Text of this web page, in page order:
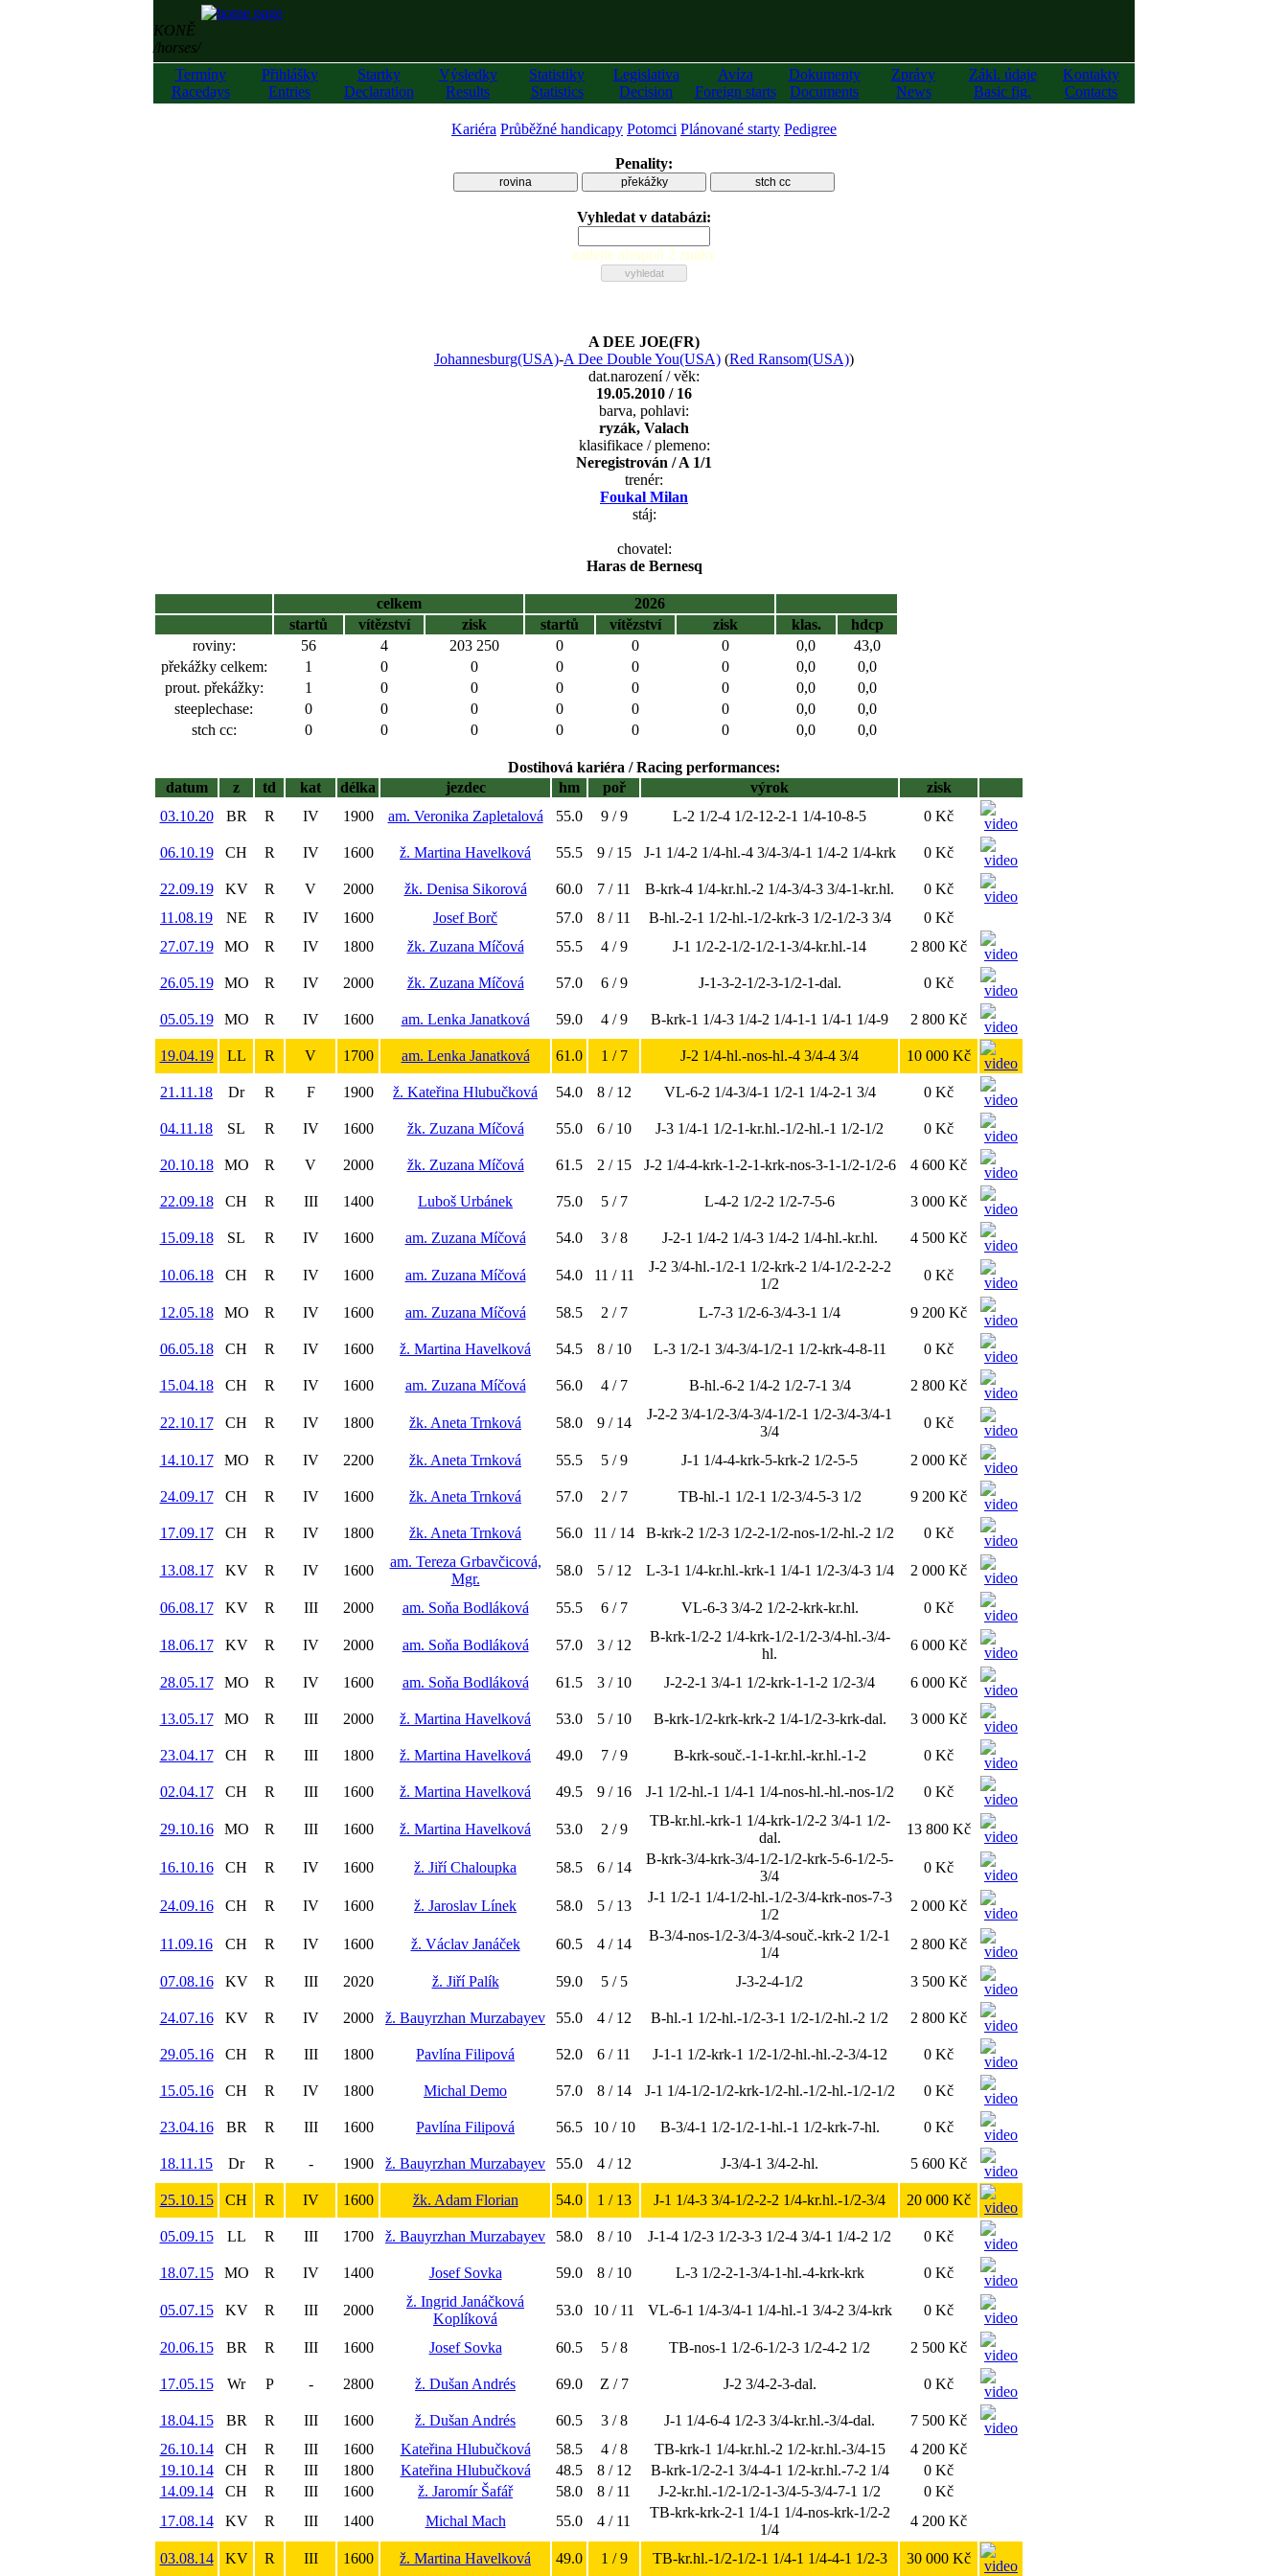
KONĚ
/horses/
Termíny
Racedays
Přihlášky
Entries
Startky
Declaration
Výsledky
Results
Statistiky
Statistics
Legislativa
Decision
Avíza
Foreign starts
Dokumenty
Documents
Zprávy
News
Zákl. údaje
Basic fig.
Kontakty
Contacts
Kariéra Průběžné handicapy Potomci Plánované starty Pedigree
Penality:
rovina překážky stch cc
Vyhledat v databázi:
zadejte alespoň 2 znaky
A DEE JOE(FR)
Johannesburg(USA)-A Dee Double You(USA) (Red Ransom(USA))
dat.narození / věk:
19.05.2010 / 16
barva, pohlavi:
ryzák, Valach
klasifikace / plemeno:
Neregistrován / A 1/1
trenér:
Foukal Milan
stáj:
chovatel:
Haras de Bernesq
celkem
2026
startů
vítězství zisk startů vítězství zisk klas.
hdcp
roviny:
56 4 203 250 0 0 0 0,0
43,0
překážky celkem:
1 0 0 0 0 0 0,0
0,0
prout. překážky:
1 0 0 0 0 0 0,0
0,0
steeplechase:
0 0 0 0 0 0 0,0
0,0
stch cc:
0 0 0 0 0 0 0,0 0,0
Dostihová kariéra / Racing performances:
datum
z td kat délka jezdec hm poř výrok
zisk
03.10.20
BR R IV 1900 am. Veronika Zapletalová 55.0 9 / 9 L-2 1/2-4 1/2-12-2-1 1/4-10-8-5 0 Kč
06.10.19 CH R IV 1600 ž. Martina Havelková 55.5 9 / 15 J-1 1/4-2 1/4-hl.-4 3/4-3/4-1 1/4-2 1/4-krk 0 Kč
22.09.19 KV R V 2000 žk. Denisa Sikorová 60.0 7 / 11 B-krk-4 1/4-kr.hl.-2 1/4-3/4-3 3/4-1-kr.hl.
0 Kč
11.08.19
NE R IV 1600 Josef Borč 57.0 8 / 11 B-hl.-2-1 1/2-hl.-1/2-krk-3 1/2-1/2-3 3/4
0 Kč
27.07.19
MO R IV 1800 žk. Zuzana Míčová 55.5 4 / 9 J-1 1/2-2-1/2-1/2-1-3/4-kr.hl.-14 2 800 Kč
26.05.19 MO R IV 2000 žk. Zuzana Míčová 57.0 6 / 9 J-1-3-2-1/2-3-1/2-1-dal. 0 Kč
05.05.19 MO R IV 1600 am. Lenka Janatková 59.0 4 / 9 B-krk-1 1/4-3 1/4-2 1/4-1-1 1/4-1 1/4-9 2 800 Kč
19.04.19 LL R V 1700 am. Lenka Janatková 61.0 1 / 7 J-2 1/4-hl.-nos-hl.-4 3/4-4 3/4 10 000 Kč
21.11.18 Dr R F 1900 ž. Kateřina Hlubučková 54.0 8 / 12 VL-6-2 1/4-3/4-1 1/2-1 1/4-2-1 3/4 0 Kč
04.11.18 SL R IV 1600 žk. Zuzana Míčová 55.0 6 / 10 J-3 1/4-1 1/2-1-kr.hl.-1/2-hl.-1 1/2-1/2 0 Kč
20.10.18 MO R V 2000 žk. Zuzana Míčová 61.5 2 / 15 J-2 1/4-4-krk-1-2-1-krk-nos-3-1-1/2-1/2-6 4 600 Kč
22.09.18 CH R III 1400 Luboš Urbánek 75.0 5 / 7 L-4-2 1/2-2 1/2-7-5-6 3 000 Kč
15.09.18 SL R IV 1600 am. Zuzana Míčová 54.0 3 / 8 J-2-1 1/4-2 1/4-3 1/4-2 1/4-hl.-kr.hl. 4 500 Kč
10.06.18 CH R IV 1600 am. Zuzana Míčová 54.0 11 / 11
J-2 3/4-hl.-1/2-1 1/2-krk-2 1/4-1/2-2-2-2
1/2
0 Kč
12.05.18 MO R IV 1600 am. Zuzana Míčová 58.5 2 / 7 L-7-3 1/2-6-3/4-3-1 1/4 9 200 Kč
06.05.18 CH R IV 1600 ž. Martina Havelková 54.5 8 / 10 L-3 1/2-1 3/4-3/4-1/2-1 1/2-krk-4-8-11 0 Kč
15.04.18 CH R IV 1600 am. Zuzana Míčová 56.0 4 / 7 B-hl.-6-2 1/4-2 1/2-7-1 3/4 2 800 Kč
22.10.17 CH R IV 1800 žk. Aneta Trnková 58.0 9 / 14
J-2-2 3/4-1/2-3/4-3/4-1/2-1 1/2-3/4-3/4-1
3/4
0 Kč
14.10.17 MO R IV 2200 žk. Aneta Trnková 55.5 5 / 9 J-1 1/4-4-krk-5-krk-2 1/2-5-5 2 000 Kč
24.09.17 CH R IV 1600 žk. Aneta Trnková 57.0 2 / 7 TB-hl.-1 1/2-1 1/2-3/4-5-3 1/2 9 200 Kč
17.09.17 CH R IV 1800 žk. Aneta Trnková 56.0 11 / 14 B-krk-2 1/2-3 1/2-2-1/2-nos-1/2-hl.-2 1/2 0 Kč
13.08.17 KV R IV 1600
am. Tereza Grbavčicová,
Mgr.
58.0 5 / 12 L-3-1 1/4-kr.hl.-krk-1 1/4-1 1/2-3/4-3 1/4 2 000 Kč
06.08.17 KV R III 2000 am. Soňa Bodláková 55.5 6 / 7 VL-6-3 3/4-2 1/2-2-krk-kr.hl. 0 Kč
18.06.17 KV R IV 2000 am. Soňa Bodláková 57.0 3 / 12
B-krk-1/2-2 1/4-krk-1/2-1/2-3/4-hl.-3/4-
hl.
6 000 Kč
28.05.17 MO R IV 1600 am. Soňa Bodláková 61.5 3 / 10 J-2-2-1 3/4-1 1/2-krk-1-1-2 1/2-3/4 6 000 Kč
13.05.17 MO R III 2000 ž. Martina Havelková 53.0 5 / 10 B-krk-1/2-krk-krk-2 1/4-1/2-3-krk-dal. 3 000 Kč
23.04.17 CH R III 1800 ž. Martina Havelková 49.0 7 / 9 B-krk-souč.-1-1-kr.hl.-kr.hl.-1-2 0 Kč
02.04.17 CH R III 1600 ž. Martina Havelková 49.5 9 / 16 J-1 1/2-hl.-1 1/4-1 1/4-nos-hl.-hl.-nos-1/2 0 Kč
29.10.16 MO R III 1600 ž. Martina Havelková 53.0 2 / 9
TB-kr.hl.-krk-1 1/4-krk-1/2-2 3/4-1 1/2-
dal.
13 800 Kč
16.10.16 CH R IV 1600 ž. Jiří Chaloupka 58.5 6 / 14
B-krk-3/4-krk-3/4-1/2-1/2-krk-5-6-1/2-5-
3/4
0 Kč
24.09.16 CH R IV 1600 ž. Jaroslav Línek 58.0 5 / 13
J-1 1/2-1 1/4-1/2-hl.-1/2-3/4-krk-nos-7-3
1/2
2 000 Kč
11.09.16 CH R IV 1600 ž. Václav Janáček 60.5 4 / 14
B-3/4-nos-1/2-3/4-3/4-souč.-krk-2 1/2-1
1/4
2 800 Kč
07.08.16 KV R III 2020 ž. Jiří Palík 59.0 5 / 5 J-3-2-4-1/2 3 500 Kč
24.07.16 KV R IV 2000 ž. Bauyrzhan Murzabayev 55.0 4 / 12 B-hl.-1 1/2-hl.-1/2-3-1 1/2-1/2-hl.-2 1/2 2 800 Kč
29.05.16 CH R III 1800 Pavlína Filipová 52.0 6 / 11 J-1-1 1/2-krk-1 1/2-1/2-hl.-hl.-2-3/4-12 0 Kč
15.05.16 CH R IV 1800 Michal Demo 57.0 8 / 14 J-1 1/4-1/2-1/2-krk-1/2-hl.-1/2-hl.-1/2-1/2 0 Kč
23.04.16 BR R III 1600 Pavlína Filipová 56.5 10 / 10 B-3/4-1 1/2-1/2-1-hl.-1 1/2-krk-7-hl. 0 Kč
18.11.15 Dr R - 1900 ž. Bauyrzhan Murzabayev 55.0 4 / 12 J-3/4-1 3/4-2-hl. 5 600 Kč
25.10.15 CH R IV 1600 žk. Adam Florian 54.0 1 / 13 J-1 1/4-3 3/4-1/2-2-2 1/4-kr.hl.-1/2-3/4 20 000 Kč
05.09.15 LL R III 1700 ž. Bauyrzhan Murzabayev 58.0 8 / 10 J-1-4 1/2-3 1/2-3-3 1/2-4 3/4-1 1/4-2 1/2 0 Kč
18.07.15 MO R IV 1400 Josef Sovka 59.0 8 / 10 L-3 1/2-2-1-3/4-1-hl.-4-krk-krk 0 Kč
05.07.15 KV R III 2000
ž. Ingrid Janáčková
Koplíková
53.0 10 / 11 VL-6-1 1/4-3/4-1 1/4-hl.-1 3/4-2 3/4-krk 0 Kč
20.06.15 BR R III 1600 Josef Sovka 60.5 5 / 8 TB-nos-1 1/2-6-1/2-3 1/2-4-2 1/2 2 500 Kč
17.05.15 Wr P - 2800 ž. Dušan Andrés 69.0 Z / 7 J-2 3/4-2-3-dal. 0 Kč
18.04.15 BR R III 1600 ž. Dušan Andrés 60.5 3 / 8 J-1 1/4-6-4 1/2-3 3/4-kr.hl.-3/4-dal.
7 500 Kč
26.10.14
CH R III 1600 Kateřina Hlubučková 58.5 4 / 8 TB-krk-1 1/4-kr.hl.-2 1/2-kr.hl.-3/4-15
4 200 Kč
19.10.14
CH R III 1800 Kateřina Hlubučková 48.5 8 / 12 B-krk-1/2-2-1 3/4-4-1 1/2-kr.hl.-7-2 1/4
0 Kč
14.09.14
CH R III 1600 ž. Jaromír Šafář 58.0 8 / 11 J-2-kr.hl.-1/2-1/2-1-3/4-5-3/4-7-1 1/2
0 Kč
17.08.14
KV R III 1400 Michal Mach 55.0 4 / 11
TB-krk-krk-2-1 1/4-1 1/4-nos-krk-1/2-2
1/4
4 200 Kč
03.08.14 KV R III 1600 ž. Martina Havelková 49.0 1 / 9 TB-kr.hl.-1/2-1/2-1 1/4-1 1/4-4-1 1/2-3 30 000 Kč